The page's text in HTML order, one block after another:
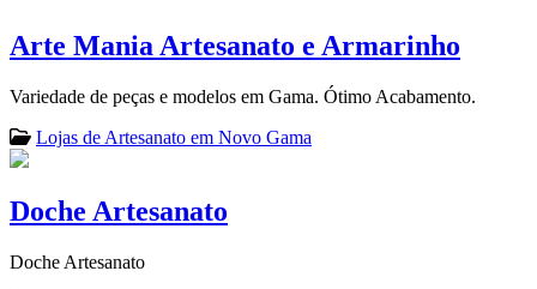
Arte Mania Artesanato e Armarinho
Variedade de peças e modelos em Gama. Ótimo Acabamento.
Lojas de Artesanato em Novo Gama
Doche Artesanato
Doche Artesanato